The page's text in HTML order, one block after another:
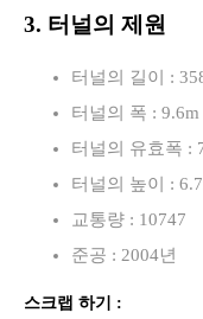
3. 터널의 제원
터널의 길이 :
터널의 폭 : 9.6m
터널의 유효폭 :
터널의 높이 :
교통량 : 10747
준공 : 2004년
스크랩 하기 :